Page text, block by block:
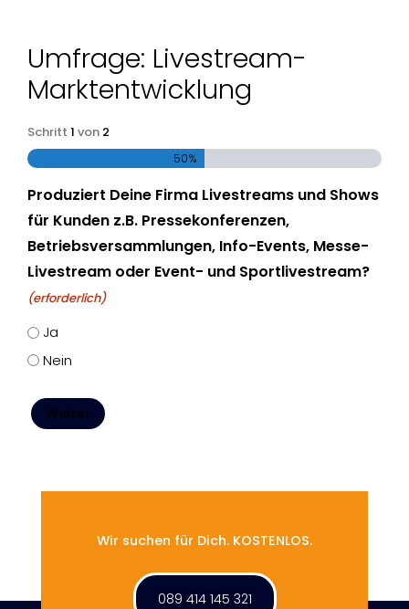
Umfrage: Livestream-
Marktentwicklung
Schritt 1 von 2
50%
Produziert Deine Firma Livestreams und Shows
für Kunden z.B. Pressekonferenzen,
Betriebsversammlungen, Info-Events, Messe-
Livestream oder Event- und Sportlivestream?
(erforderlich)
Ja
Nein
Weiter
Wir suchen für Dich. KOSTENLOS.
089 414 145 321